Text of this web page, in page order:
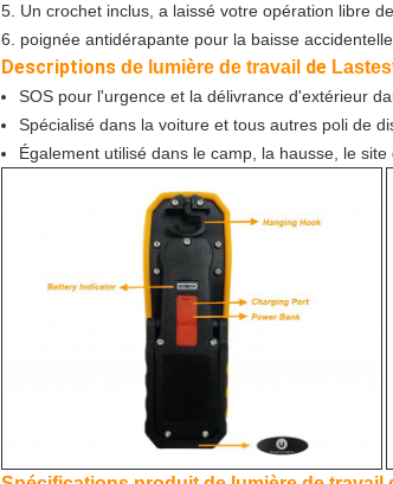
5. Un crochet inclus, a laissé votre opération libre
6. poignée antidérapante pour la baisse
Descriptions de lumière de travail de
SOS pour l'urgence et la délivrance d'extérieur
Spécialisé dans la voiture et tous autres poli de
Également utilisé dans le camp, la hausse, le